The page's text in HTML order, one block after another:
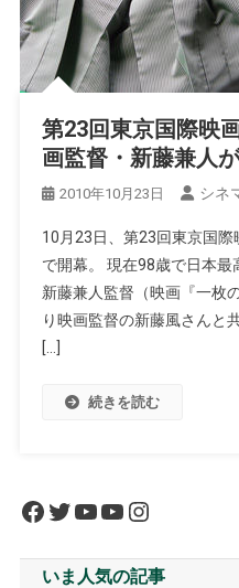
第23回東京国際映
画監督・新藤兼人
2010年10月23日 シネ
10月23日、第23回東京国
で開幕。 現在98歳で日本
新藤兼人監督（映画『一枚
り映画監督の新藤風さんと
[…]
続きを読む
Facebook
Twitter
YouTube
YouTube
Instagram
いま人気の記事